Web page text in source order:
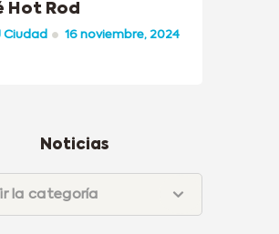
Hot Rod
Ciudad 16 noviembre, 2024
Noticias